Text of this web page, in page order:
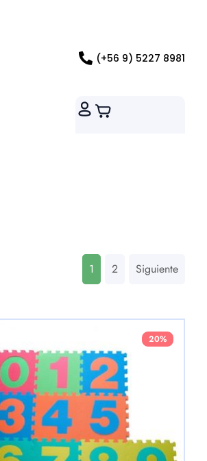
(+56 9) 5227 8981
1 2 Siguiente
20%